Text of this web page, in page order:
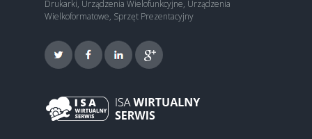
Drukarki, Urządzenia Wielofunkcyjne, Urządzenia
Wielkoformatowe, Sprzęt Prezentacyjny